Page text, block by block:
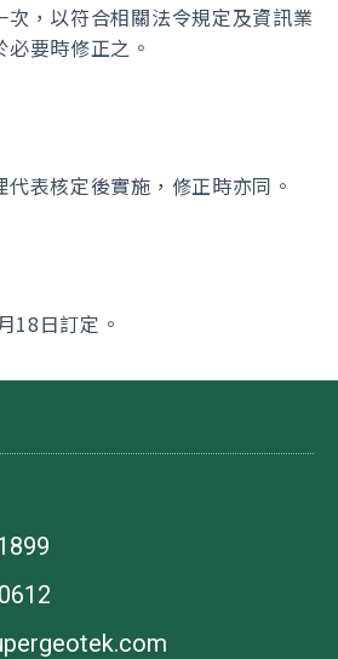
，以符合相關法令規定及資訊業
要時修正之。
表核定後實施，修正時亦同。
18日訂定。